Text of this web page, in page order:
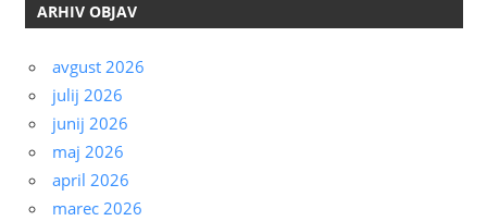
ARHIV OBJAV
avgust 2026
julij 2026
junij 2026
maj 2026
april 2026
marec 2026